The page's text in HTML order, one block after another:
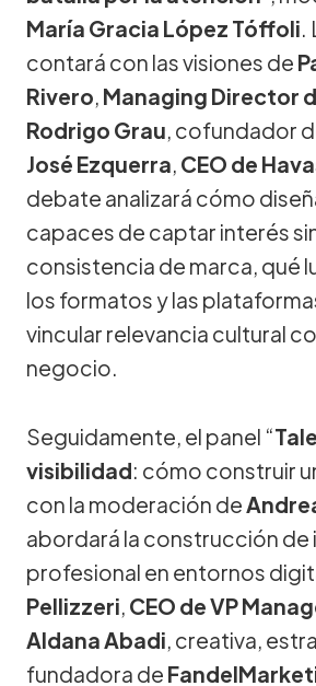
María Gracia López Tóffoli.
contará con las visiones de
Rivero, Managing Director
Rodrigo Grau, cofundador
José Ezquerra, CEO de
debate analizará cómo
capaces de captar interés
consistencia de marca, qué
los formatos y las
vincular relevancia cultural
negocio.
Seguidamente, el panel “
visibilidad: cómo construir
con la moderación de
abordará la construcción
profesional en entornos
Pellizzeri, CEO de VP
Aldana Abadi, creativa,
fundadora de